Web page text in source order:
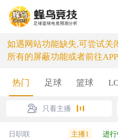
如遇网站功能缺失,可尝试关
所有的屏蔽功能或者前往
热门 足球 篮球
只看主播
日职联 主播1 进行